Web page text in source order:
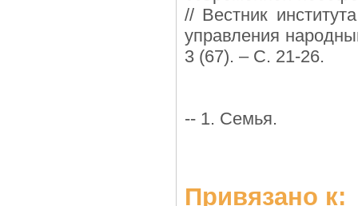
// Вестник
управления
3 (67). – С. 21-26.
-- 1. Семья.
Привязано к: